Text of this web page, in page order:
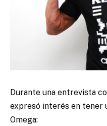
Durante una entrevista
expresó interés en tener
Omega: